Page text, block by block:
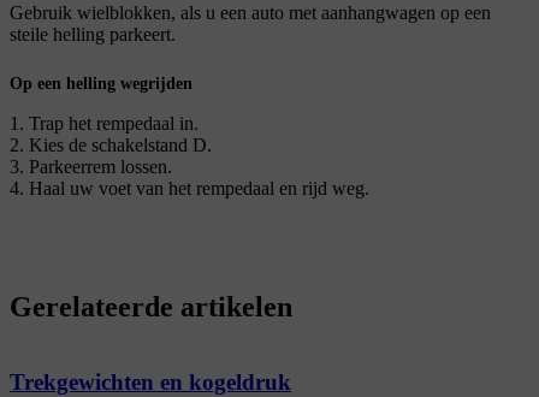
Gebruik wielblokken, als u een auto met aanhangwagen op een
steile helling parkeert.
Op een helling wegrijden
Trap het rempedaal in.
Kies de schakelstand D.
Parkeerrem lossen.
Haal uw voet van het rempedaal en rijd weg.
Gerelateerde artikelen
Trekgewichten en kogeldruk